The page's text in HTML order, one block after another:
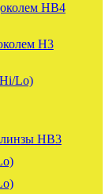
HB4
H3
Lo)
HB3